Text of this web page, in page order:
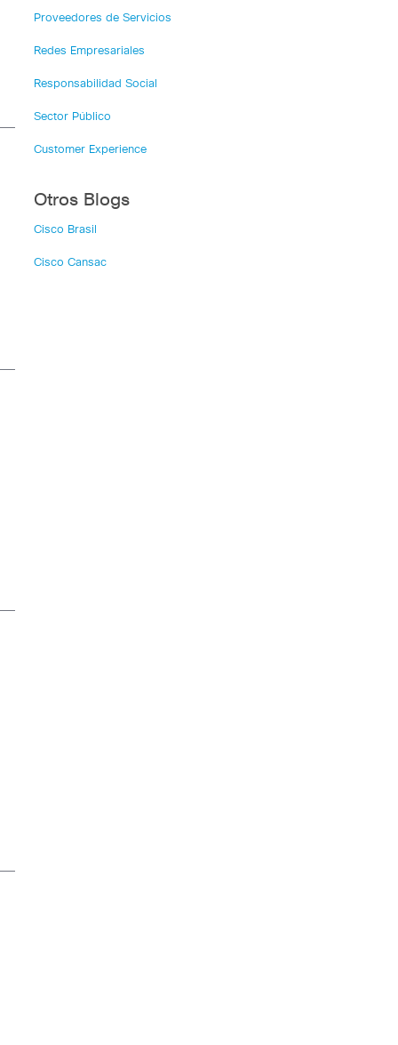
Proveedores de Servicios
Redes Empresariales
Responsabilidad Social
Sector Público
Customer Experience
Otros Blogs
Cisco Brasil
Cisco Cansac